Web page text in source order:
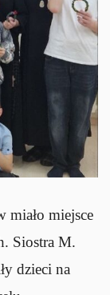
miało miejsce
Siostra M.
dzieci na